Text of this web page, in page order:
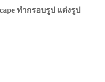
ทำกรอบรูป แต่งรูป